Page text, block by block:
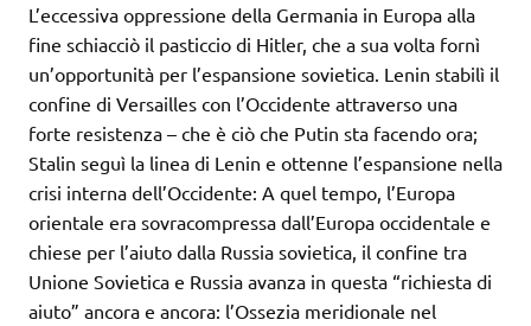
L’eccessiva oppressione della Germania in Europa alla
fine schiacciò il pasticcio di Hitler, che a sua volta fornì
un’opportunità per l’espansione sovietica. Lenin stabilì il
confine di Versailles con l’Occidente attraverso una
forte resistenza – che è ciò che Putin sta facendo ora;
Stalin seguì la linea di Lenin e ottenne l’espansione nella
crisi interna dell’Occidente: A quel tempo, l’Europa
orientale era sovracompressa dall’Europa occidentale e
chiese per l’aiuto dalla Russia sovietica, il confine tra
Unione Sovietica e Russia avanza in questa “richiesta di
aiuto” ancora e ancora: l’Ossezia meridionale nel